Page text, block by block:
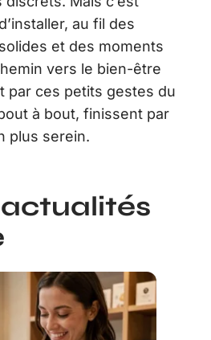
au fil des
et des moments
vers le bien-être
par ces petits gestes du
à bout, finissent par
plus serein.